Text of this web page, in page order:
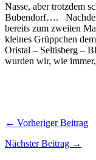
Nasse, aber trotzdem
Bubendorf….
bereits zum zweiten
kleines Grüppchen
Oristal – Seltisberg –
wurden wir, wie
← Vorheriger Beitrag
Nächster Beitrag →